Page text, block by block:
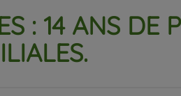
: 14 ANS DE